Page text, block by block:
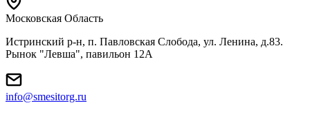
Московская Область
Истринский р-н, п. Павловская Слобода, ул. Ленина, д.83.
Рынок "Левша", павильон 12A
info@smesitorg.ru